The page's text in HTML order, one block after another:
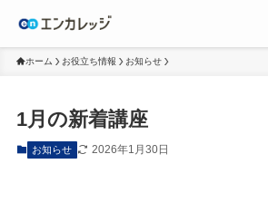
ホーム お役立ち情報 お知らせ
1月の新着講座
お知らせ 2026年1月30日